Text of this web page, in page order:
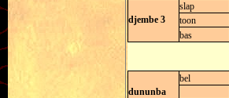
djembe 3
slap
toon
bas
dununba
bel